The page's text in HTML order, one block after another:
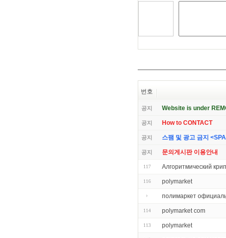
번호
공지 Website is under
공지 How to CONTACT
공지 스팸 및 광고 금지
공지 문의게시판 이용안내
117 Алгоритмический
116 polymarket
полимаркет
114 polymarket com
113 polymarket